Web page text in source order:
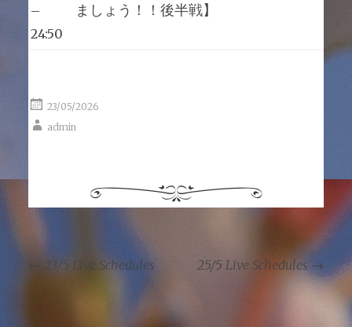
–
24:50
ましょう！！後半戦】
23/05/2026
admin
Post navigation
← 23/5 Live Schedules 25/5 Live Schedules →